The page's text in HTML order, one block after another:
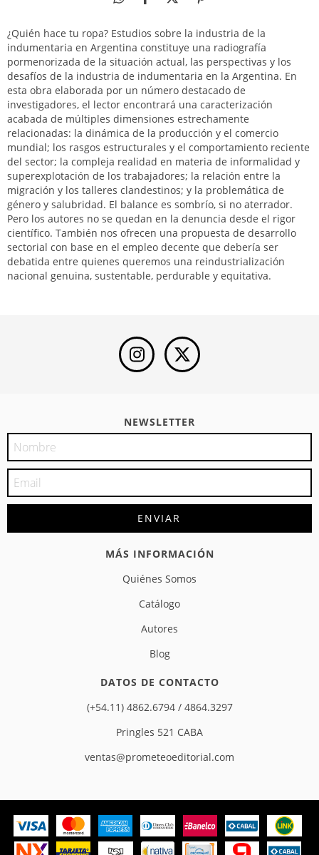
¿Quién hace tu ropa? Estudios sobre la industria de la
indumentaria en Argentina constituye una radiografía
pormenorizada de la situación actual, las perspectivas y los
desafíos de la industria de indumentaria en la Argentina. En
esta obra elaborada por un número destacado de
investigadores, el lector encontrará una caracterización
acabada de múltiples dimensiones estrechamente
relacionadas: la dinámica de la producción y el comercio
mundial; los rasgos estructurales y el comportamiento reciente
del sector; la compleja realidad en materia de informalidad y
superexplotación de los trabajadores; la relación entre la
migración y los talleres clandestinos; y la problemática de
género y salubridad. El balance es sombrío, si no aterrador.
Pero los autores no se quedan en la denuncia desde el rigor
científico. También nos ofrecen una propuesta de desarrollo
sectorial con base en el empleo decente que debería ser
debatida entre quienes queremos una reindustrialización
nacional genuina, sustentable, perdurable y equitativa.
NEWSLETTER
MÁS INFORMACIÓN
Quiénes Somos
Catálogo
Autores
Blog
DATOS DE CONTACTO
(+54.11) 4862.6794 / 4864.3297
Pringles 521 CABA
ventas@prometeoeditorial.com